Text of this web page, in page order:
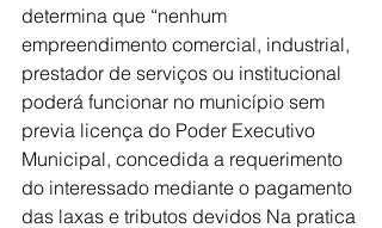
determina que “nenhum
empreendimento comercial, industrial,
prestador de serviços ou institucional
poderá funcionar no município sem
previa licença do Poder Executivo
Municipal, concedida a requerimento
do interessado mediante o pagamento
das laxas e tributos devidos Na pratica